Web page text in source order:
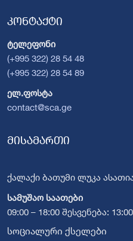
კონტაქტი
ტელეფონი
(+995 322) 28 54 48
(+995 322) 28 54 89
ელ.ფოსტა
contact@sca.ge
მისამართი
ქალაქი ბათუმი ლუკა
სამუშაო საათები
09:00 – 18:00 შესვენება:
სოციალური ქსელები